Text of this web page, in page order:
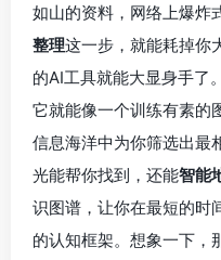
如山的资料，网络上爆炸
整理这一步，就能耗掉你
的AI工具就能大显身手了
它就能像一个训练有素的
信息海洋中为你筛选出最
光能帮你找到，还能智能
识图谱，让你在最短的时
的认知框架。想象一下，